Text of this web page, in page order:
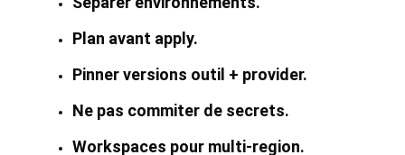
Plan avant apply.
Pinner versions outil + provider.
Ne pas commiter de secrets.
Workspaces pour multi-region.